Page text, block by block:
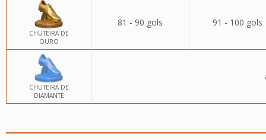
CHUTEIRA DE
OURO
81 - 90 gols 91 - 100 gols
CHUTEIRA DE
DIAMANTE